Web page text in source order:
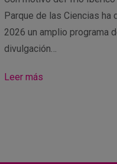
Parque de las Ciencias ha
2026 un amplio programa
divulgación…
Leer más